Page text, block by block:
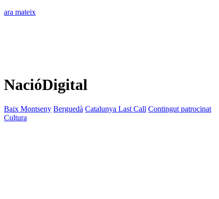
ara mateix
NacióDigital
Baix Montseny Berguedà Catalunya Last Call Contingut patrocinat
Cultura